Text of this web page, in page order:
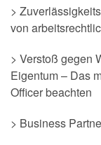
>
von
> Verstoß gegen
Eigentum – Das
Officer beachten
> Business